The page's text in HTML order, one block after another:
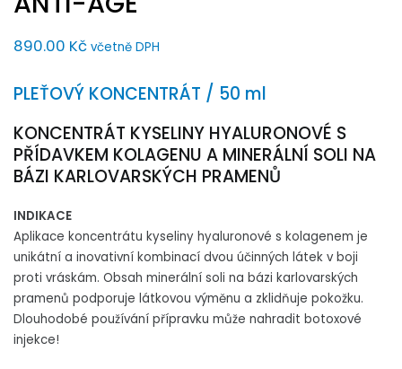
890.00 Kč včetně DPH
PLEŤOVÝ KONCENTRÁT / 50 ml
KONCENTRÁT KYSELINY HYALURONOVÉ S
PŘÍDAVKEM KOLAGENU A MINERÁLNÍ SOLI NA
BÁZI KARLOVARSKÝCH PRAMENŮ
INDIKACE
Aplikace koncentrátu kyseliny hyaluronové s kolagenem je
unikátní a inovativní kombinací dvou účinných látek v boji
proti vráskám. Obsah minerální soli na bázi karlovarských
pramenů podporuje látkovou výměnu a zklidňuje pokožku.
Dlouhodobé používání přípravku může nahradit botoxové
injekce!